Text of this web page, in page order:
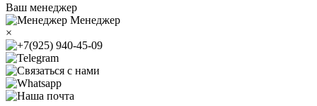
Ваш менеджер
Менеджер
×